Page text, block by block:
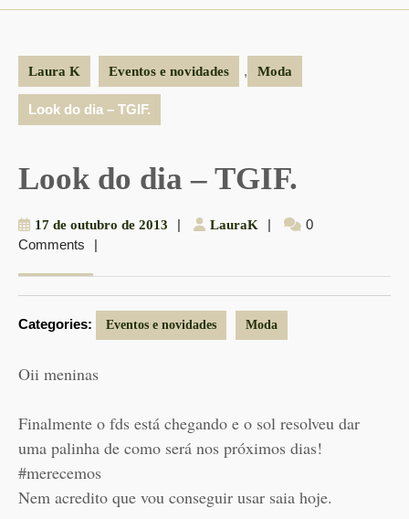
Laura K Eventos e novidades , Moda
Look do dia – TGIF.
Look do dia – TGIF.
17 de outubro de 2013 17| LauraK LauraK
|
0
Comments
|
Categories: Eventos e novidades Moda
Oii meninas
Finalmente o fds está chegando e o sol resolveu dar
uma palinha de como será nos próximos dias!
#merecemos
Nem acredito que vou conseguir usar saia hoje.